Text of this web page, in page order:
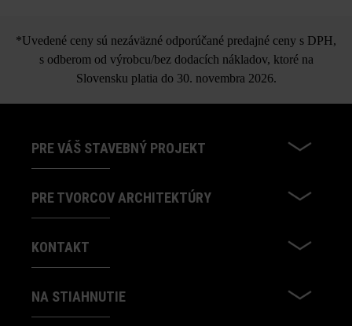
*Uvedené ceny sú nezáväzné odporúčané predajné ceny s DPH,
s odberom od výrobcu/bez dodacích nákladov, ktoré na
Slovensku platia do 30. novembra 2026.
PRE VÁŠ STAVEBNÝ PROJEKT
PRE TVORCOV ARCHITEKTÚRY
KONTAKT
NA STIAHNUTIE